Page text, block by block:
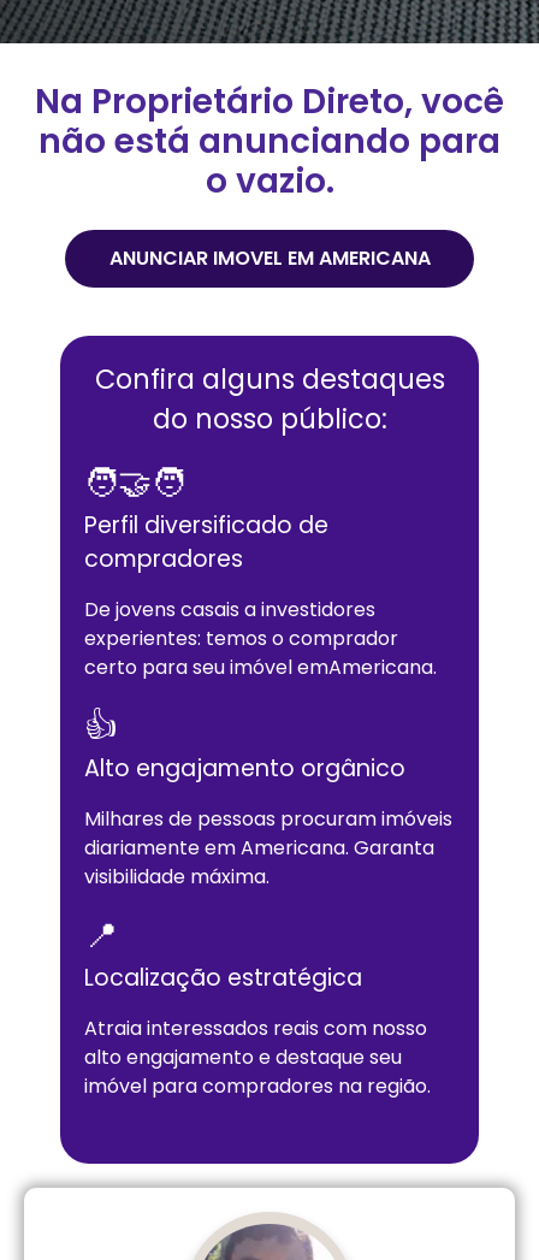
Na Proprietário Direto, você
não está anunciando para
o vazio.
ANUNCIAR IMOVEL EMAMERICANA
Confira alguns destaques
do nosso público:
🧑‍🤝‍🧑
Perfil diversificado de
compradores
De jovens casais a investidores
experientes: temos o comprador
certo para seu imóvel emAmericana.
👍
Alto engajamento orgânico
Milhares de pessoas procuram imóveis
diariamente emAmericana. Garanta
visibilidade máxima.
📍
Localização estratégica
Atraia interessados reais com nosso
alto engajamento e destaque seu
imóvel para compradores na região.